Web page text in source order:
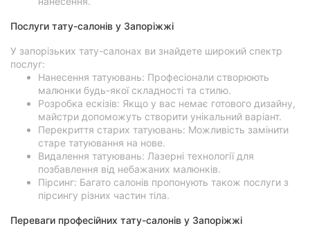
Послуги тату-салонів у Запоріжжі
У запорізьких тату-салонах ви знайдете широкий спектр
послуг:
Нанесення татуювань: Професіонали створюють
малюнки будь-якої складності та стилю.
Розробка ескізів: Якщо у вас немає готового дизайну,
майстри допоможуть створити унікальний варіант.
Перекриття старих татуювань: Можливість замінити
старе татуювання на нове.
Видалення татуювань: Лазерні технології для
позбавлення від небажаних малюнків.
Пірсинг: Багато салонів пропонують також послуги з
пірсингу різних частин тіла.
Переваги професійних тату-салонів у Запоріжжі